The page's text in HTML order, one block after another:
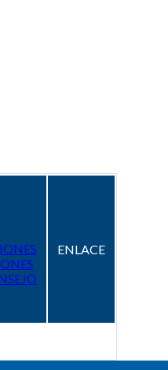
ENLACE